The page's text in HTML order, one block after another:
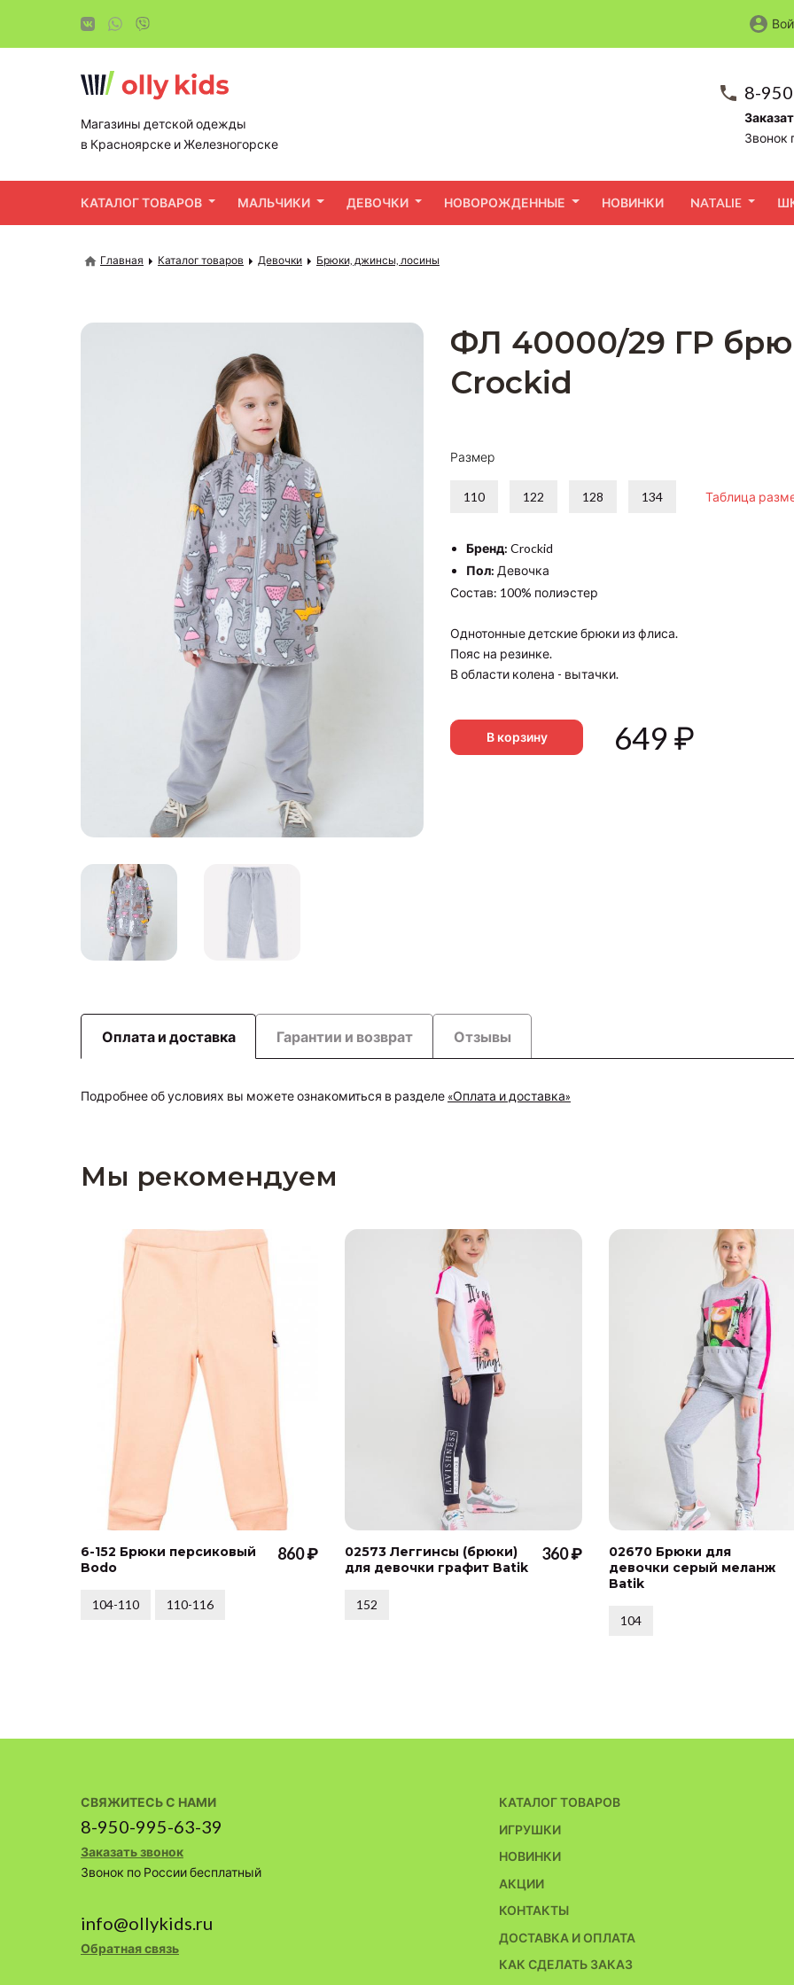
Магазины детской одежды
в Красноярске и Железногорске
8-
Звонок
КАТАЛОГ ТОВАРОВ МАЛЬЧИКИ ДЕВОЧКИ НОВОРОЖДЕННЫЕ НОВИНКИ NATALIE
Главная Каталог товаров Девочки Брюки, джинсы, лосины
ФЛ 40000/29 ГР
Crockid
Размер
110 122 128 134 Таблица
Бренд: Crockid
Пол: Девочка
Состав: 100% полиэстер
Однотонные детские брюки из флиса.
Пояс на резинке.
В области колена - вытачки.
В корзину 649₽
Оплата и доставка Гарантии и возврат Отзывы
Подробнее об условиях вы можете ознакомиться в разделе «Оплата и доставка»
Мы рекомендуем
6-152 Брюки персиковый
Bodo
860 ₽
104-110 110-116
02573 Леггинсы (брюки)
для девочки графит Batik
360 ₽
152
02670 Брюки для
девочки серый меланж
Batik
104
КАТАЛОГ ТОВАРОВ
ИГРУШКИ
НОВИНКИ
АКЦИИ
КОНТАКТЫ
ДОСТАВКА И ОПЛАТА
КАК СДЕЛАТЬ ЗАКАЗ
СВЯЖИТЕСЬ С НАМИ
8-950-995-63-39
Заказать звонок
Звонок по России бесплатный
info@ollykids.ru
Обратная связь